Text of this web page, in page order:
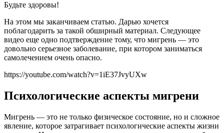
Будьте здоровы!
На этом мы заканчиваем статью. Дарью хочется
поблагодарить за такой обширный материал. Следующее
видео еще одно подтверждение тому, что мигрень — это
довольно серьезное заболевание, при котором заниматься
самолечением очень опасно.
https://youtube.com/watch?v=1iE37JvyUXw
Психологические аспекты мигрени
Мигрень — это не только физическое состояние, но и сложное
явление, которое затрагивает психологические аспекты жизни